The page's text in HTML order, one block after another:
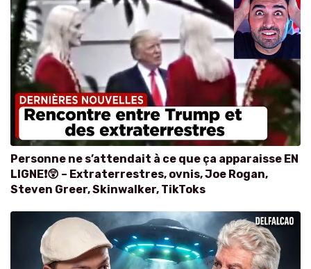
Personne ne s’attendait à ce que ça apparaisse EN
LIGNE❗😲 – Extraterrestres, ovnis, Joe Rogan,
Steven Greer, Skinwalker, TikToks